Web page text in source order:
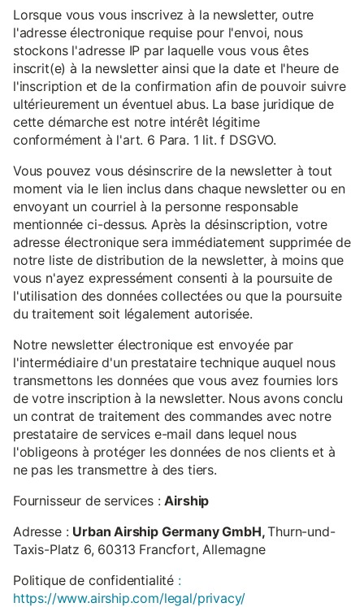
Lorsque vous vous inscrivez à la newsletter, outre
l'adresse électronique requise pour l'envoi, nous
stockons l'adresse IP par laquelle vous vous êtes
inscrit(e) à la newsletter ainsi que la date et l'heure de
l'inscription et de la confirmation afin de pouvoir suivre
ultérieurement un éventuel abus. La base juridique de
cette démarche est notre intérêt légitime
conformément à l'art. 6 Para. 1 lit. f DSGVO.
Vous pouvez vous désinscrire de la newsletter à tout
moment via le lien inclus dans chaque newsletter ou en
envoyant un courriel à la personne responsable
mentionnée ci-dessus. Après la désinscription, votre
adresse électronique sera immédiatement supprimée de
notre liste de distribution de la newsletter, à moins que
vous n'ayez expressément consenti à la poursuite de
l'utilisation des données collectées ou que la poursuite
du traitement soit légalement autorisée.
Notre newsletter électronique est envoyée par
l'intermédiaire d'un prestataire technique auquel nous
transmettons les données que vous avez fournies lors
de votre inscription à la newsletter. Nous avons conclu
un contrat de traitement des commandes avec notre
prestataire de services e-mail dans lequel nous
l'obligeons à protéger les données de nos clients et à
ne pas les transmettre à des tiers.
Fournisseur de services :Airship
Adresse : Urban Airship Germany GmbH,Thurn-und-
Taxis-Platz 6, 60313 Francfort, Allemagne
Politique de confidentialité :
https://www.airship.com/legal/privacy/